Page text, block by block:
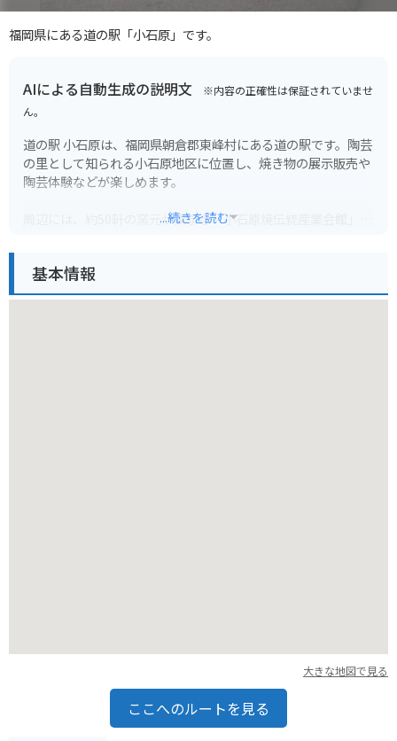
福岡県にある道の駅「小石原」です。
AIによる自動生成の説明文 ※内容の正確性は保証されていませ
ん。
道の駅 小石原は、福岡県朝倉郡東峰村にある道の駅です。陶芸
の里として知られる小石原地区に位置し、焼き物の展示販売や
陶芸体験などが楽しめます。
周辺には、約50軒の窯元が集まる「小石原焼伝統産業会館」
す。
...続きを読む
基本情報
大きな地図で見る
ここへのルートを見る